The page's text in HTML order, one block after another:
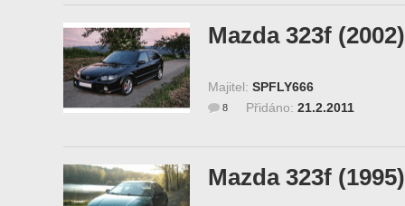
Mazda 323f (2002)
Majitel: SPFLY666
Přidáno: 21.2.2011
8
Mazda 323f (1995)